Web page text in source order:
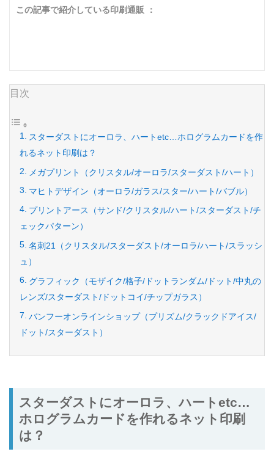
この記事で紹介している印刷通販 ：
目次
スターダストにオーロラ、ハートetc…ホログラムカードを作
れるネット印刷は？
メガプリント（クリスタル/オーロラ/スターダスト/ハート）
マヒトデザイン（オーロラ/ガラス/スター/ハート/バブル）
プリントアース（サンド/クリスタル/ハート/スターダスト/チ
ェックパターン）
名刺21（クリスタル/スターダスト/オーロラ/ハート/スラッシ
ュ）
グラフィック（モザイク/格子/ドットランダム/ドット/中丸の
レンズ/スターダスト/ドットコイ/チップガラス）
バンフーオンラインショップ（プリズム/クラックドアイス/
ドット/スターダスト）
スターダストにオーロラ、ハートetc…
ホログラムカードを作れるネット印刷
は？